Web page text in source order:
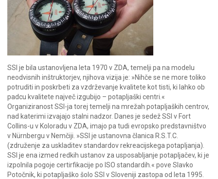
SSI je bila ustanovljena leta 1970 v ZDA, temelji pa na modelu
neodvisnih inštruktorjev, njihova vizija je: »Nihče se ne more toliko
potruditi in poskrbeti za vzdrževanje kvalitete kot tisti, ki lahko ob
padcu kvalitete največ izgubijo – potapljaški centri.«
Organiziranost SSI-ja torej temelji na mrežah potapljaških centrov,
nad katerimi izvajajo stalni nadzor. Danes je sedež SSI v Fort
Collins-u v Koloradu v ZDA, imajo pa tudi evropsko predstavništvo
v Nürnbergu v Nemčiji. »SSI je ustanovna članica R.S.T.C.
(združenje za uskladitev standardov rekreacijskega potapljanja).
SSI je ena izmed redkih ustanov za usposabljanje potapljačev, ki je
izpolnila pogoje certirfikacije po ISO standardih.« pove Slavko
Potočnik, ki potapljaško šolo SSI v Sloveniji zastopa od leta 1995.